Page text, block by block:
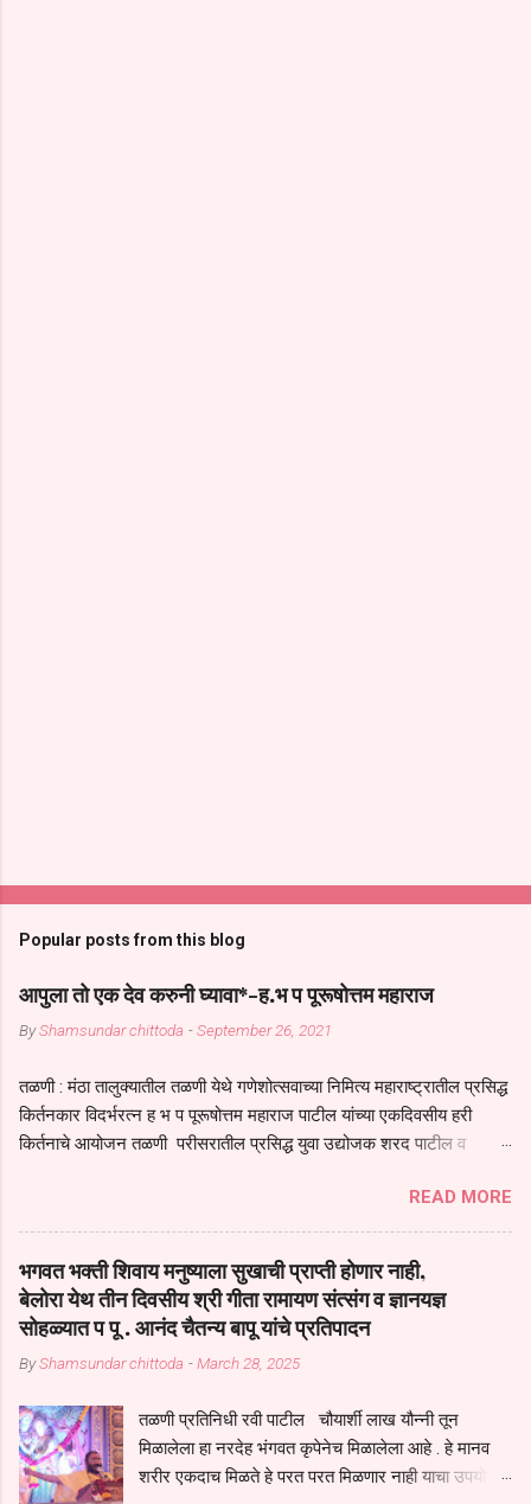
Popular posts from this blog
आपुला तो एक देव करुनी घ्यावा*-ह.भ प पूरूषोत्तम महाराज
ByShamsundar chittoda -September 26, 2021
तळणी : मंठा तालुक्यातील तळणी येथे गणेशोत्सवाच्या निमित्य महाराष्ट्रातील प्रसिद्ध
किर्तनकार विदर्भरत्न ह भ प पूरूषोत्तम महाराज पाटील यांच्या एकदिवसीय हरी
किर्तनाचे आयोजन तळणी परीसरातील प्रसिद्ध युवा उद्योजक शरद पाटील व
तुकाराम महाराज यांच्या *आपुला तो एक देव करुनी घ्यावा* *तेणे विन जिवा सुख
नोहे* *येरती माईक दुःखाची जनीती* *नाही आदी अंती अवसान* या अभंगावर
सुंदर निरूपण केले सध्य स्थितीचा काळ हा मानव जातीच्या परीक्षेचा काळ आहे
धर्ममंडपात बसलेली लोक ही खरच भाग्यवान आहेत कोरोना सारख्या महामारीत आपंण
जिवंत आहोत या महामारीतून जर आपल्याला वाचायचे असेल तर धार्मीक विचाराचा
आधार आपल्याला घ्यावाच लागेल महामारीच्या काळात वारकरी सप्रदायच खूप मोठा
आधार आहे सध्य स्थितीत मानव जातीची मानसीक अवस्था सक्षम असणे गरजेचे आहे
सगळ्याना करून दीली आहे मनुष्याच्या आयुष्यातील नामसाधना ही त्याच्यासाठी खूप
मोठा आधार असते परतू आज काल तीच साधना करण्याचा आळस आ...
READ MORE
भगवत भक्ती शिवाय मनुष्याला सुखाची प्राप्ती होणार नाही,
बेलोरा येथ तीन दिवसीय श्री गीता रामायण संत्संग व ज्ञानयज्ञ
सोहळ्यात प पू . आनंद चैतन्य बापू यांचे प्रतिपादन
ByShamsundar chittoda -March 28, 2025
तळणी प्रतिनिधी रवी पाटील चौयार्शी लाख यौन्नी तून
मिळालेला हा नरदेह भंगवत कृपेनेच मिळालेला आहे . हे मानव
शरीर एकदाच मिळते हे परत परत मिळणार नाही याचा उपयोग